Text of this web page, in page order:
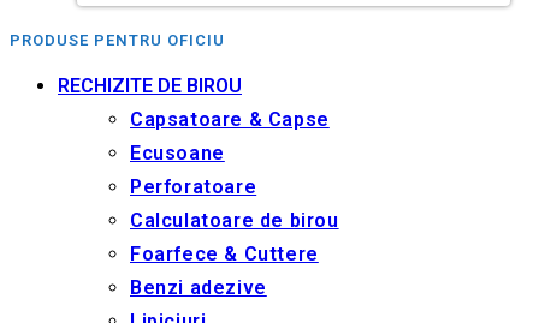
PRODUSE PENTRU OFICIU
RECHIZITE DE BIROU
Capsatoare & Capse
Ecusoane
Perforatoare
Calculatoare de birou
Foarfece & Cuttere
Benzi adezive